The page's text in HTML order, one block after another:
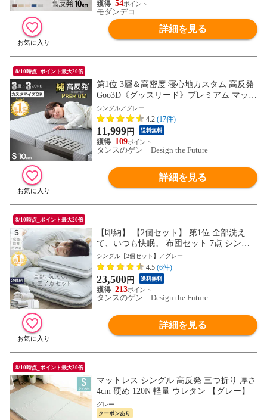
54
モダンデコ
詳細を見る
8/10時点_ポイント最大20倍
第1位 3層＆高密度 寝心地カスタム 高反発
Goo3D《グッスリード》プレミアム マット
レス 3つ折り 10cm シングル メッシュ 洗え
るカバー 折りたたみ 三つ折り 敷布団 敷き
布団 高反発 硬め 43300199 〔グレー〕【予
約】8月下旬※8/31までに出荷予定
シングル／グレー
4.2 (17件)
11,999円 送料無料
109
タンスのゲン Design the Future
詳細を見る
8/10時点_ポイント最大20倍
【即納】 【2個セット】 第1位 全部洗え
て、いつも快眠。 布団セット 7点 シング
ル 高さ調整枕 掛け敷布団セット 洗える 三
層敷布団 高密度固綿入り 掛け布団 1.6kg
高さ 調節 枕 布団 敷布団 26710101〔グレ
ー〕
シングル【2個セット】／グレー
4.5 (6件)
23,500円 送料無料
213
タンスのゲン Design the Future
詳細を見る
8/10時点_ポイント最大30倍
マットレス シングル 高反発 三つ折り 厚さ
4cm 硬め 120N 軽量 ウレタン 【グレー】
グレー
クーポンあり